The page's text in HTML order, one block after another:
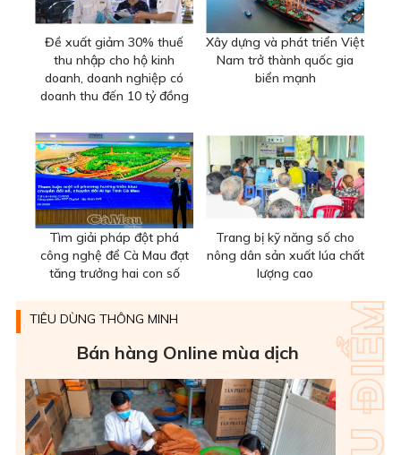
Đề xuất giảm 30% thuế
thu nhập cho hộ kinh
doanh, doanh nghiệp có
doanh thu đến 10 tỷ đồng
Xây dựng và phát triển Việt
Nam trở thành quốc gia
biển mạnh
Tìm giải pháp đột phá
công nghệ để Cà Mau đạt
tăng trưởng hai con số
Trang bị kỹ năng số cho
nông dân sản xuất lúa chất
lượng cao
TIÊU DÙNG THÔNG MINH
Bán hàng Online mùa dịch